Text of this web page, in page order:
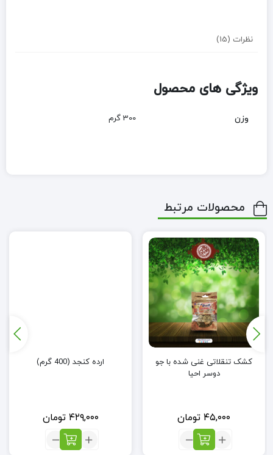
نظرات (15)
ویژگی های محصول
وزن 300 گرم
محصولات مرتبط
کشک تنقلاتی غنی شده با جو
دوسر احیا
۴۵,۰۰۰ تومان
تعداد:
کشک
ارده کنجد (400 گرم)
۴۲۹,۰۰۰ تومان
تعداد:
ارده